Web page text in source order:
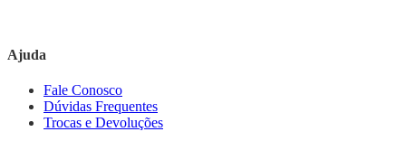
Ajuda
Fale Conosco
Dúvidas Frequentes
Trocas e Devoluções